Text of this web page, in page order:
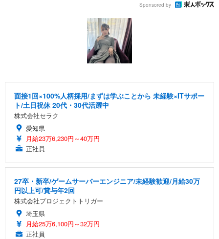
Sponsored by
面接1回×100%人柄採用/まずは学ぶことから 未経験×ITサポー
ト/土日祝休 20代・30代活躍中
株式会社セラク
愛知県
月給23万6,230円～40万円
正社員
27卒・新卒/ゲームサーバーエンジニア/未経験歓迎/月給30万
円以上可/賞与年2回
株式会社プロジェクトトリガー
埼玉県
月給25万6,100円～32万円
正社員